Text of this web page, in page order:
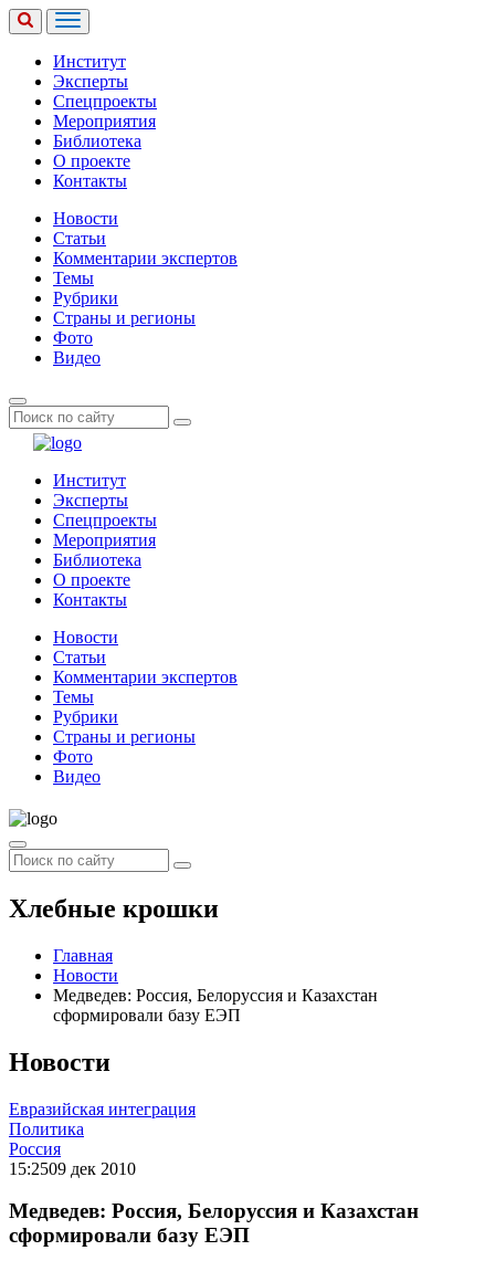
Институт
Эксперты
Спецпроекты
Мероприятия
Библиотека
О проекте
Контакты
Новости
Статьи
Комментарии экспертов
Темы
Рубрики
Страны и регионы
Фото
Видео
Институт
Эксперты
Спецпроекты
Мероприятия
Библиотека
О проекте
Контакты
Новости
Статьи
Комментарии экспертов
Темы
Рубрики
Страны и регионы
Фото
Видео
Хлебные крошки
Главная
Новости
Медведев: Россия, Белоруссия и Казахстан
сформировали базу ЕЭП
Новости
Евразийская интеграция
Политика
Россия
15:2509 дек 2010
Медведев: Россия, Белоруссия и Казахстан
сформировали базу ЕЭП